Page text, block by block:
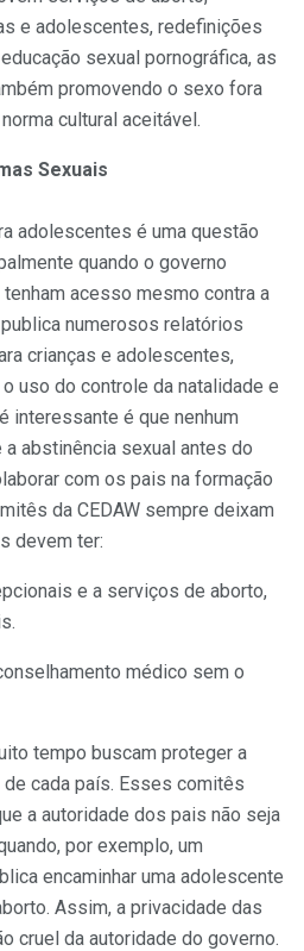
e adolescentes, redefinições
sexual pornográfica, as
promovendo o sexo fora
cultural aceitável.
Sexuais
adolescentes é uma questão
quando o governo
acesso mesmo contra a
numerosos relatórios
crianças e adolescentes,
uso do controle da natalidade e
interessante é que nenhum
abstinência sexual antes do
com os pais na formação
da CEDAW sempre deixam
devem ter:
e a serviços de aborto,
médico sem o
tempo buscam proteger a
cada país. Esses comitês
a autoridade dos pais não seja
por exemplo, um
encaminhar uma adolescente
Assim, a privacidade das
cruel da autoridade do governo.